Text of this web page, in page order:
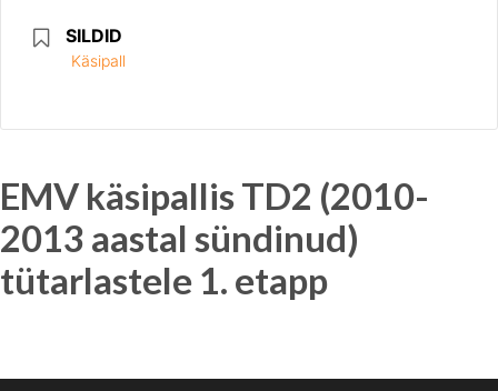
SILDID
Käsipall
EMV käsipallis TD2 (2010-
2013 aastal sündinud)
tütarlastele 1. etapp